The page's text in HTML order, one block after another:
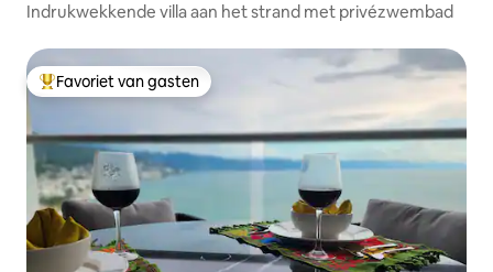
Indrukwekkende villa aan het strand met privézwembad
Topfavoriet van gasten
Favoriet van gasten